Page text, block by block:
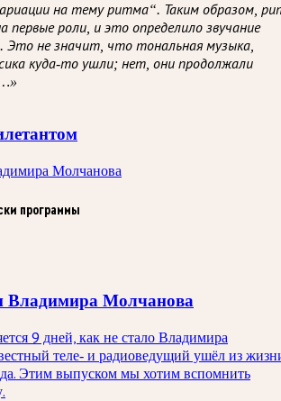
на тему ритма“. Таким образом,
первые роли, и это определило звучание
Это не значит, что тональная музыка,
куда-то ушли; нет, они продолжали
Молчанова
программы
Владимира Молчанова
9 дней, как не стало Владимира
теле‑ и радиоведущий ушёл из
Этим выпуском мы хотим вспомнить